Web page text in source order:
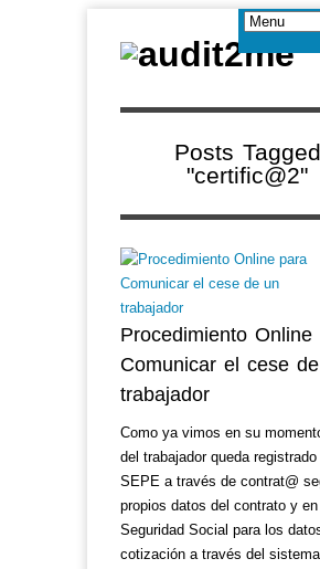
Posts Tagged
"certific@2"
Procedimiento Online
Comunicar el cese
trabajador
Como ya vimos en su
del trabajador queda registrado
SEPE a través de contrat@
propios datos del contrato y
Seguridad Social para los
cotización a través del sistema